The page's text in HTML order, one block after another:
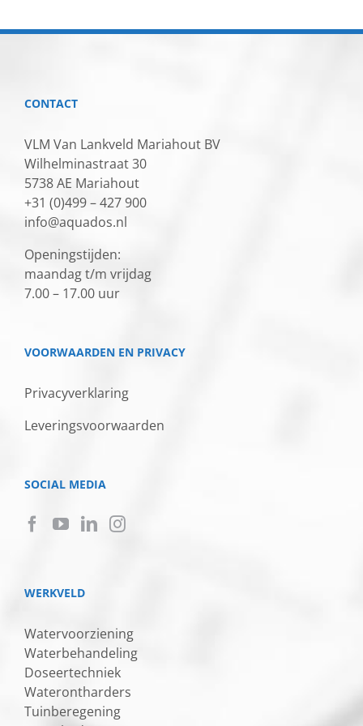
CONTACT
VLM Van Lankveld Mariahout BV
Wilhelminastraat 30
5738 AE Mariahout
+31 (0)499 – 427 900
info@aquados.nl
Openingstijden:
maandag t/m vrijdag
7.00 – 17.00 uur
VOORWAARDEN EN PRIVACY
Privacyverklaring
Leveringsvoorwaarden
SOCIAL MEDIA
WERKVELD
Watervoorziening
Waterbehandeling
Doseertechniek
Waterontharders
Tuinberegening